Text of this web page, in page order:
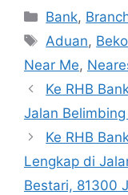
Categories
Bank,
Tags
Aduan,
Near Me,
Ke RHB
Jalan
Ke RHB
Lengkap di
Bestari, 81300